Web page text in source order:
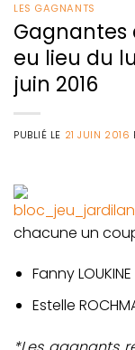
LES GAGNANTS
Gagnantes
eu lieu du
juin 2016
PUBLIÉ LE 21 JUIN 2016
chacune un
Fanny
Estelle